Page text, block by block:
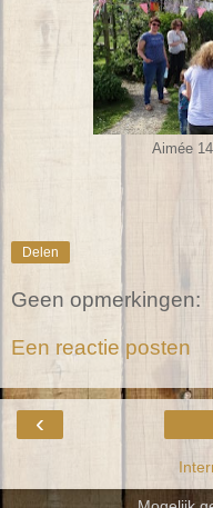
Aimée
Delen
Geen opmerkingen:
Een reactie posten
‹